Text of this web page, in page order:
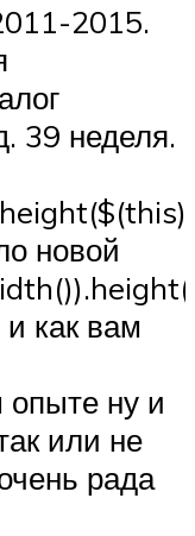
2015.
39 неделя.
новой
как вам
опыте ну и
или не
рада